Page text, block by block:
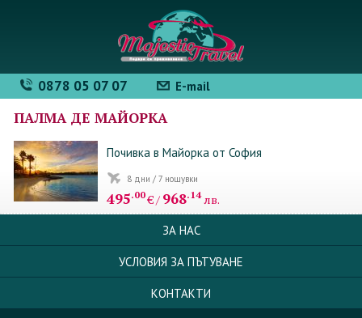
0878 05 07 07 E-mail
ПАЛМА ДЕ МАЙОРКА
Почивка в Майорка от София
8 дни / 7 нощувки
495.00€ / 968.14лв.
ЗА НАС
УСЛОВИЯ ЗА ПЪТУВАНЕ
КОНТАКТИ